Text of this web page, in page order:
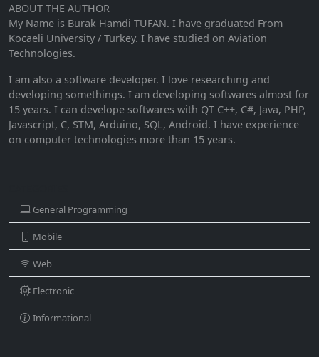
ABOUT THE AUTHOR
My Name is Burak Hamdi TUFAN. I have graduated From
Kocaeli University / Turkey. I have studied on Aviation
Technologies.
I am also a software developer. I love researching and
developing somethings. I am developing softwares almost for
15 years. I can develope softwares with QT C++, C#, Java, PHP,
Javascript, C, STM, Arduino, SQL, Android. I have experience
on computer technologies more than 15 years.
General Programming
Mobile
Web
Electronic
Informational